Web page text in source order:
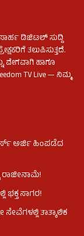
ಡಿಜಿಟಲ್ ಸುದ್ದಿ
ತಲುಪಿಸುತ್ತದೆ.
ವೇಗವಾಗಿ ಹಾಗೂ
TV Live — ನಿಮ್ಮ
ಅರ್ಜಿ ಹಿಂಪಡೆದ
ಭಕ್ತ ಸಾಗರ!
ತಾತ್ಕಾಲಿಕ